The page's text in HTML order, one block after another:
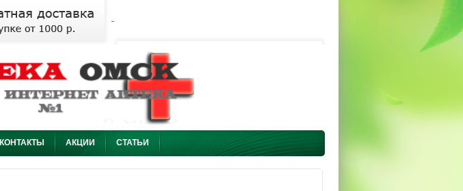
КОНТАКТЫ АКЦИИ СТАТЬИ